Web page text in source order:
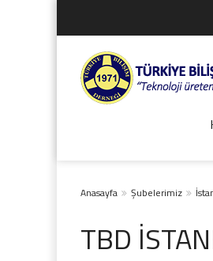
Anasayfa Şubelerimiz
TBD